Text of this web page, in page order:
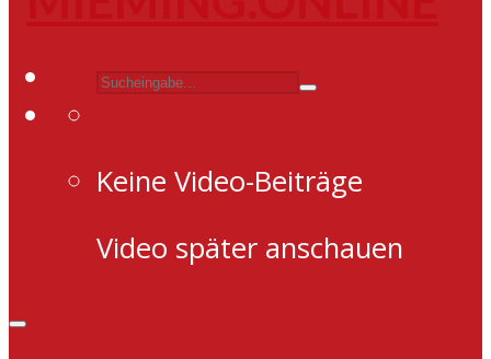
Keine Video-Beiträge
Video später anschauen